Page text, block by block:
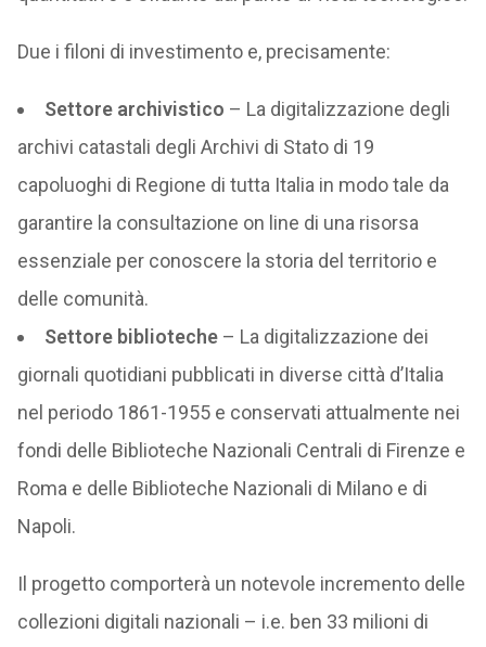
Due i filoni di investimento e, precisamente:
Settore archivistico – La digitalizzazione degli
archivi catastali degli Archivi di Stato di 19
capoluoghi di Regione di tutta Italia in modo tale da
garantire la consultazione on line di una risorsa
essenziale per conoscere la storia del territorio e
delle comunità.
Settore biblioteche– La digitalizzazione dei
giornali quotidiani pubblicati in diverse città d’Italia
nel periodo 1861-1955 e conservati attualmente nei
fondi delle Biblioteche Nazionali Centrali di Firenze e
Roma e delle Biblioteche Nazionali di Milano e di
Napoli.
Il progetto comporterà un notevole incremento delle
collezioni digitali nazionali – i.e. ben 33 milioni di